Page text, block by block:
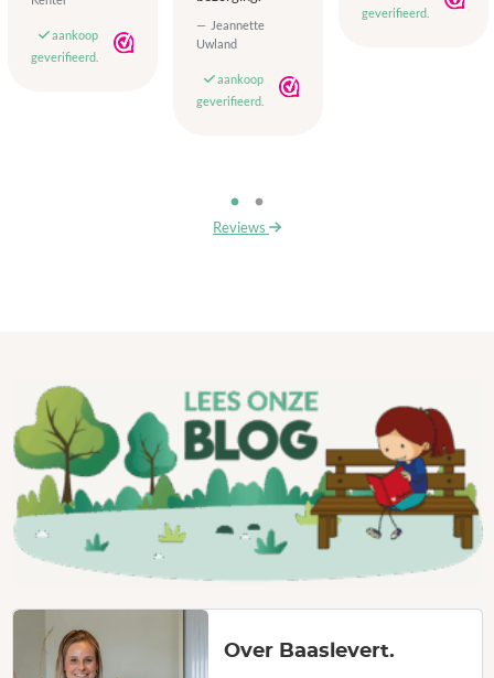
aankoop
geverifieerd.
Jeannette
Uwland
aankoop
geverifieerd.
geverifieerd.
Reviews
Over Baaslevert.